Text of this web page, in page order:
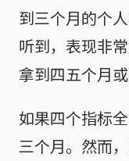
到三个月的个
听到，表现非
拿到四五个月
如果四个指标
三个月。然而